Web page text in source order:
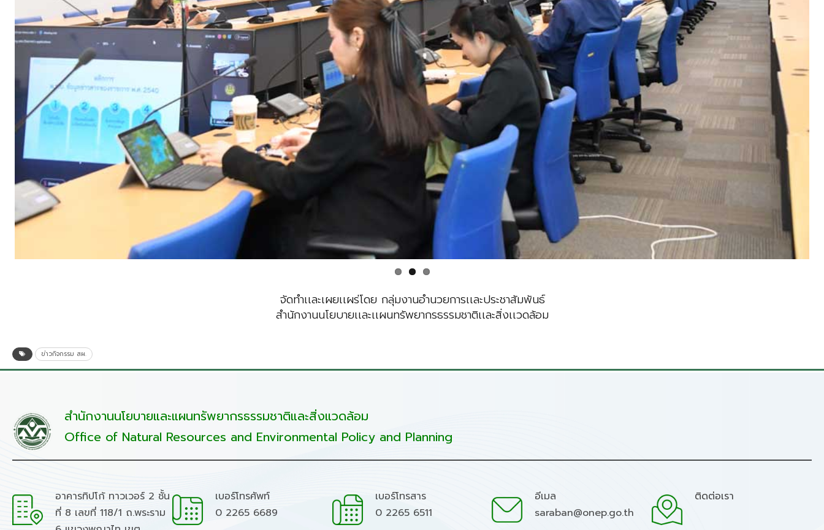
จัดทำเเละเผยเเผร่โดย กลุ่มงานอำนวยการเเละประชาสัมพันธ์
สำนักงานนโยบายเเละเเผนทรัพยากรธรรมชาติเเละสิ่งเเวดล้อม
ข่าวกิจกรรม สผ.
สำนักงานนโยบายและแผนทรัพยากรธรรมชาติและสิ่งแวดล้อม
Office of Natural Resources and Environmental Policy and Planning
อาคารทิปโก้ ทาวเวอร์ 2 ชั้น
ที่ 8 เลขที่ 118/1 ถ.พระราม
เบอร์โทรศัพท์
0 2265 6689
เบอร์โทรสาร
0 2265 6511
อีเมล
saraban@onep.go.th
ติดต่อเรา